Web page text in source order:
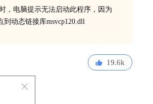
，电脑提示无法启动此程序，因为
动态链接库msvcp120.dll
19.6k